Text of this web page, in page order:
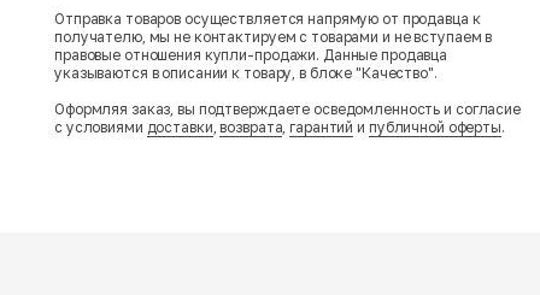
Отправка товаров осуществляется напрямую от продавца к
получателю, мы не контактируем с товарами и не вступаем в
правовые отношения купли-продажи. Данные продавца
указываются в описании к товару, в блоке "Качество".
Оформляя заказ, вы подтверждаете осведомленность и согласие
с условиями доставки,возврата,гарантий и публичной оферты.